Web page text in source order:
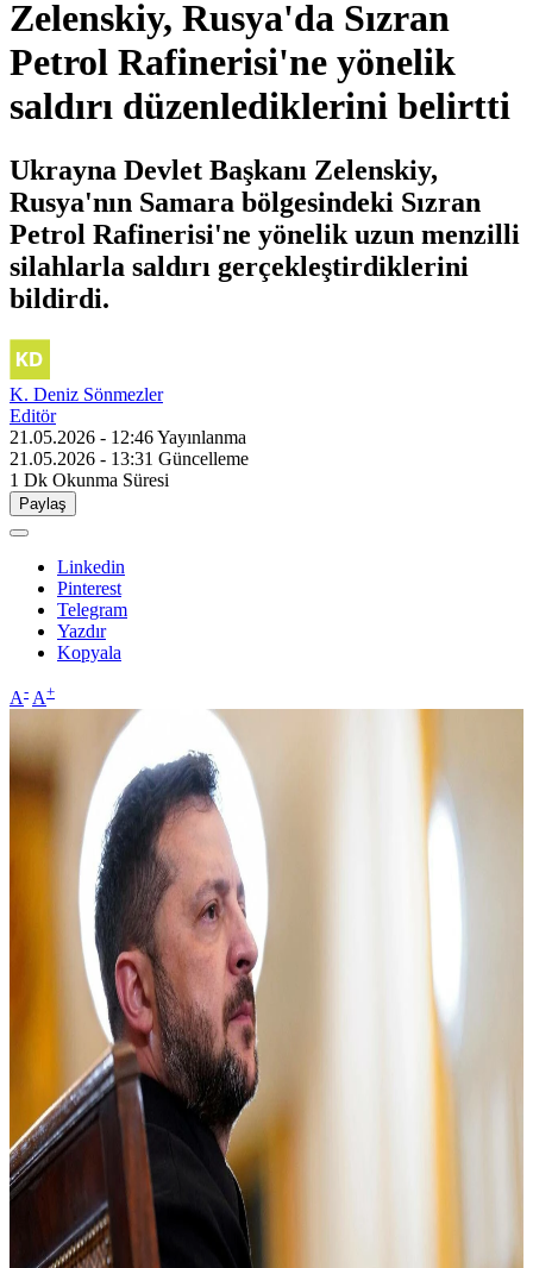
Zelenskiy, Rusya'da Sızran
Petrol Rafinerisi'ne yönelik
saldırı düzenlediklerini belirtti
Ukrayna Devlet Başkanı Zelenskiy,
Rusya'nın Samara bölgesindeki Sızran
Petrol Rafinerisi'ne yönelik uzun menzilli
silahlarla saldırı gerçekleştirdiklerini
bildirdi.
K. Deniz Sönmezler
Editör
21.05.2026 - 12:46Yayınlanma
21.05.2026 - 13:31 Güncelleme
1 Dk Okunma Süresi
Paylaş
Linkedin
Pinterest
Telegram
Yazdır
Kopyala
A- A+